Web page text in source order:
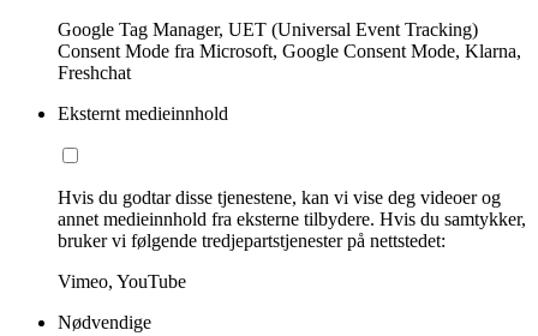
Google Tag Manager, UET (Universal Event Tracking)
Consent Mode fra Microsoft, Google Consent Mode, Klarna,
Freshchat
Eksternt medieinnhold
Hvis du godtar disse tjenestene, kan vi vise deg videoer og
annet medieinnhold fra eksterne tilbydere. Hvis du samtykker,
bruker vi følgende tredjepartstjenester på nettstedet:
Vimeo, YouTube
Nødvendige